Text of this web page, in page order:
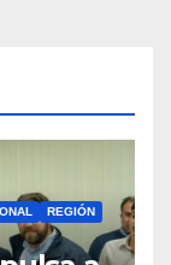
REGIÓN